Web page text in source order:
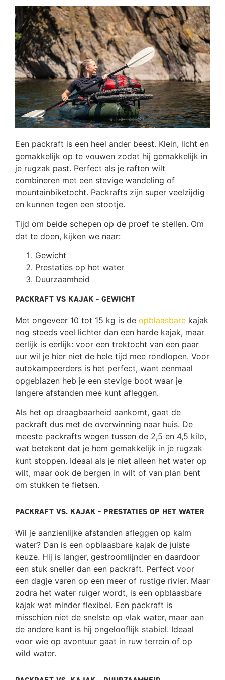
Een packraft is een heel ander beest. Klein, licht en
gemakkelijk op te vouwen zodat hij gemakkelijk in
je rugzak past. Perfect als je raften wilt
combineren met een stevige wandeling of
mountainbiketocht. Packrafts zijn super veelzijdig
en kunnen tegen een stootje.
Tijd om beide schepen op de proef te stellen. Om
dat te doen, kijken we naar:
Gewicht
Prestaties op het water
Duurzaamheid
Packraft vs kajak - Gewicht
Met ongeveer 10 tot 15 kg is de opblaasbare kajak
nog steeds veel lichter dan een harde kajak, maar
eerlijk is eerlijk: voor een trektocht van een paar
uur wil je hier niet de hele tijd mee rondlopen. Voor
autokampeerders is het perfect, want eenmaal
opgeblazen heb je een stevige boot waar je
langere afstanden mee kunt afleggen.
Als het op draagbaarheid aankomt, gaat de
packraft dus met de overwinning naar huis. De
meeste packrafts wegen tussen de 2,5 en 4,5 kilo,
wat betekent dat je hem gemakkelijk in je rugzak
kunt stoppen. Ideaal als je niet alleen het water op
wilt, maar ook de bergen in wilt of van plan bent
om stukken te fietsen.
Packraft vs. kajak - Prestaties op het water
Wil je aanzienlijke afstanden afleggen op kalm
water? Dan is een opblaasbare kajak de juiste
keuze. Hij is langer, gestroomlijnder en daardoor
een stuk sneller dan een packraft. Perfect voor
een dagje varen op een meer of rustige rivier. Maar
zodra het water ruiger wordt, is een opblaasbare
kajak wat minder flexibel. Een packraft is
misschien niet de snelste op vlak water, maar aan
de andere kant is hij ongelooflijk stabiel. Ideaal
voor wie op avontuur gaat in ruw terrein of op
wild water.